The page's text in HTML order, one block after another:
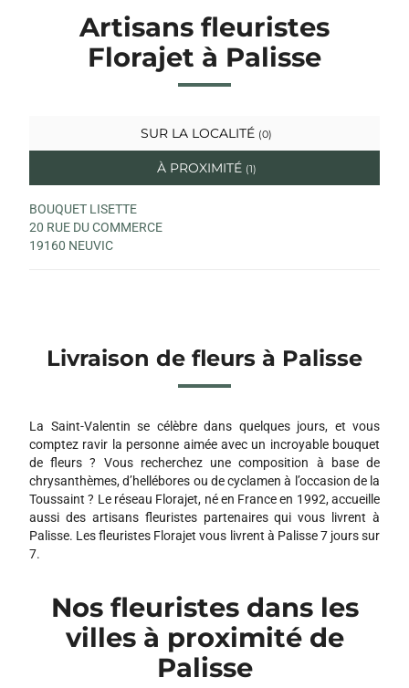
Artisans fleuristes
Florajet à Palisse
SUR LA LOCALITÉ (0)
À PROXIMITÉ (1)
BOUQUET LISETTE
20 RUE DU COMMERCE
19160 NEUVIC
Livraison de fleurs à Palisse
La Saint-Valentin se célèbre dans quelques jours, et vous
comptez ravir la personne aimée avec un incroyable bouquet
de fleurs ? Vous recherchez une composition à base de
chrysanthèmes, d’hellébores ou de cyclamen à l’occasion de la
Toussaint ? Le réseau Florajet, né en France en 1992, accueille
aussi des artisans fleuristes partenaires qui vous livrent à
Palisse. Les fleuristes Florajet vous livrent à Palisse 7 jours sur
7.
Nos fleuristes dans les
villes à proximité de
Palisse